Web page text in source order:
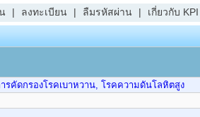
| ลงทะเบียน | ลืมรหัสผ่าน | เกี่ยวกับ KPI
รคัดกรองโรคเบาหวาน, โรคความดันโลหิตสูง